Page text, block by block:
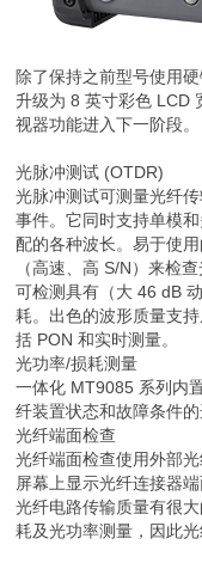
除了保持之前型号使用
升级为 8 英寸彩色 LCD
视器功能进入下一阶段。
光脉冲测试 (OTDR)
光脉冲测试可测量光纤
事件。它同时支持单模
配的各种波长。易于使
（高速、高 S/N）来检
可检测具有（大 46 dB
耗。出色的波形质量支
括 PON 和实时测量。
光功率/损耗测量
一体化 MT9085 系列内
纤装置状态和故障条件的
光纤端面检查
光纤端面检查使用外部
屏幕上显示光纤连接器
光纤电路传输质量有很
耗及光功率测量，因此光